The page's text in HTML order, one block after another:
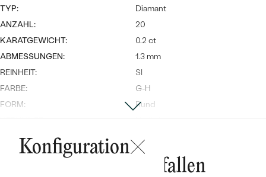
Bestseller
TYP:
Diamant
ANZAHL:
20
KARATGEWICHT:
0.2 ct
ABMESSUNGEN:
1.3 mm
REINHEIT:
SI
FARBE:
G-H
FORM:
Rund
HERKUNFT:
Natürlich
Nebensteine
Saphir - blau
Konfiguration
Das könnte Ihnen gefallen